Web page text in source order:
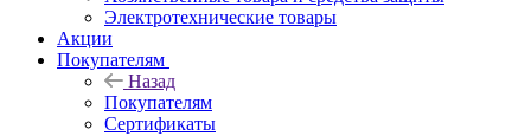
Электротехнические товары
Акции
Покупателям
Назад
Покупателям
Сертификаты